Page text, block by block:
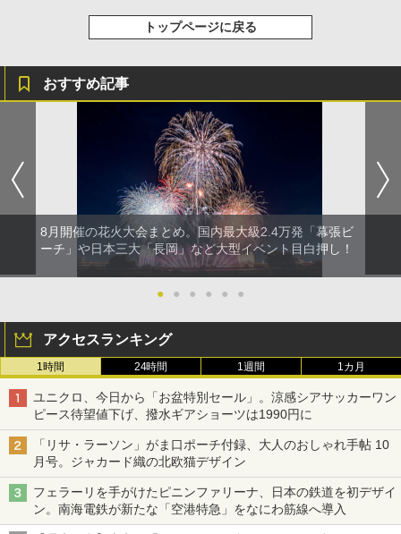
トップページに戻る
おすすめ記事
8月開催の花火大会まとめ。国内最大級2.4万発「幕張ビ
ーチ」や日本三大「長岡」など大型イベント目白押し！
● ● ● ● ● ●
アクセスランキング
1時間 24時間 1週間 1カ月
ユニクロ、今日から「お盆特別セール」。涼感シアサッカーワン
ピース待望値下げ、撥水ギアショーツは1990円に
「リサ・ラーソン」がま口ポーチ付録、大人のおしゃれ手帖 10
月号。ジャカード織の北欧猫デザイン
フェラーリを手がけたピニンファリーナ、日本の鉄道を初デザイ
ン。南海電鉄が新たな「空港特急」をなにわ筋線へ導入